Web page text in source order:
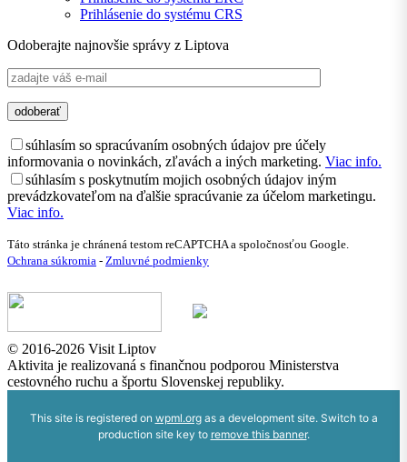
Prihlásenie do systému CRS
Odoberajte najnovšie správy z Liptova
súhlasím so spracúvaním osobných údajov pre účely
informovania o novinkách, zľavách a iných marketing. Viac info.
súhlasím s poskytnutím mojich osobných údajov iným
prevádzkovateľom na ďalšie spracúvanie za účelom marketingu.
Viac info.
Táto stránka je chránená testom reCAPTCHA a spoločnosťou Google.
Ochrana súkromia - Zmluvné podmienky
© 2016-2026 Visit Liptov
Aktivita je realizovaná s finančnou podporou Ministerstva
cestovného ruchu a športu Slovenskej republiky.
This site is registered on wpml.orgas a development site. Switch to a
production site key to remove this banner.